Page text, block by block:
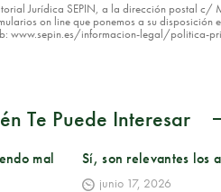
Jurídica SEPIN, a la dirección postal
on line que ponemos a su
www.sepin.es/informacion-legal/politica-
Te Puede Interesar
mal
Sí, son relevantes los
junio 17, 2026